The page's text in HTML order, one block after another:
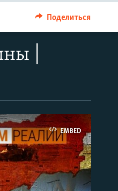
Поделиться
|
EMBED